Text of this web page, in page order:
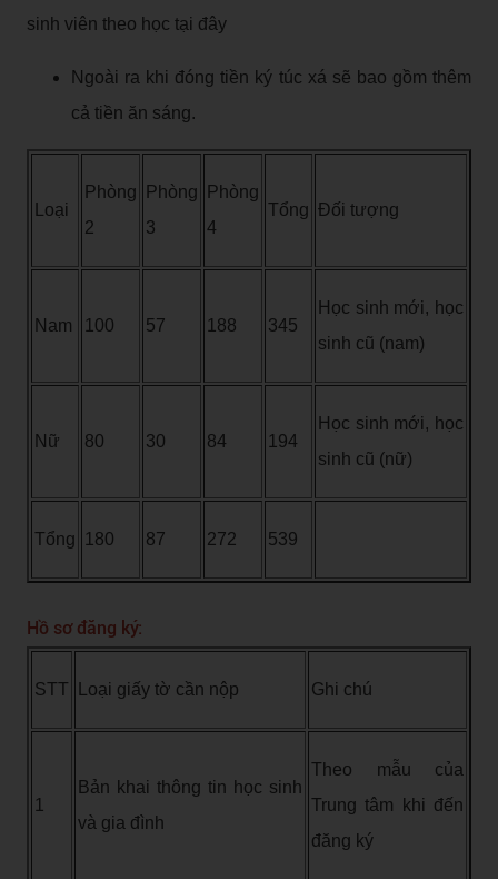
sinh viên theo học tại đây
Ngoài ra khi đóng tiền ký túc xá sẽ bao gồm thêm
cả tiền ăn sáng.
Loại
Phòng
2
Phòng
3
Phòng
4
Tổng Đối tượng
Nam 100 57 188 345
Học sinh mới, học
sinh cũ (nam)
Nữ 80 30 84 194
Học sinh mới, học
sinh cũ (nữ)
Tổng 180 87 272 539
Hồ sơ đăng ký:
STT Loại giấy tờ cần nộp Ghi chú
1
Bản khai thông tin học sinh
và gia đình
Theo mẫu của
Trung tâm khi đến
đăng ký